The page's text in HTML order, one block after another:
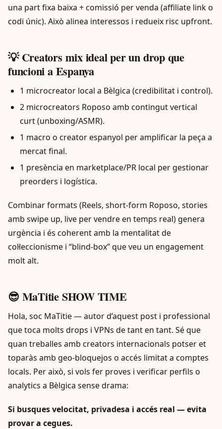
una part fixa baixa + comissió per venda (affiliate link o
codi únic). Això alinea interessos i redueix risc upfront.
💡 Creators mix ideal per un drop que
funcioni a Espanya
1 microcreator local a Bèlgica (credibilitat i control).
2 microcreators Roposo amb contingut vertical
curt (unboxing/ASMR).
1 macro o creator espanyol per amplificar la peça a
mercat final.
1 presència en marketplace/PR local per gestionar
preorders i logística.
Combinar formats (Reels, short-form Roposo, stories
amb swipe up, live per vendre en temps real) genera
urgència i és coherent amb la mentalitat de
col·leccionisme i “blind-box” que veu un engagement
molt alt.
😎 MaTitie SHOW TIME
Hola, soc MaTitie — autor d’aquest post i professional
que toca molts drops i VPNs de tant en tant. Sé que
quan treballes amb creators internacionals potser et
toparàs amb geo-bloquejos o accés limitat a comptes
locals. Per això, si vols fer proves i verificar perfils o
analytics a Bèlgica sense drama:
Si busques velocitat, privadesa i accés real — evita
provar a cegues.